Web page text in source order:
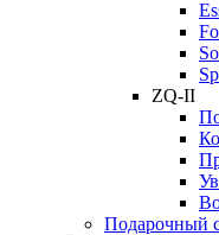
ZQ-II
Подарочный